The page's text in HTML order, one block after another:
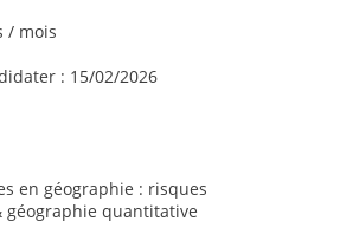
/ mois
: 15/02/2026
en géographie : risques
quantitative